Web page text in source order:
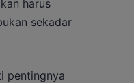
harus
sekadar
pentingnya